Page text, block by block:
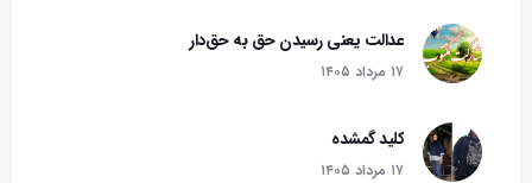
عدالت یعنی رسیدن حق به حق‌دار
۱۷ مرداد ۱۴۰۵
کلید گمشده
۱۷ مرداد ۱۴۰۵